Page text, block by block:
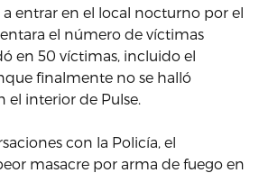
a entrar en el local nocturno por el
el número de víctimas
en 50 víctimas, incluido el
finalmente no se halló
el interior de Pulse.
con la Policía, el
masacre por arma de fuego en